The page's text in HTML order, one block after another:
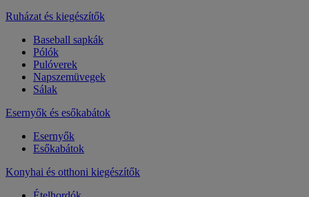
Ruházat és kiegészítők
Baseball sapkák
Pólók
Pulóverek
Napszemüvegek
Sálak
Esernyők és esőkabátok
Esernyők
Esőkabátok
Konyhai és otthoni kiegészítők